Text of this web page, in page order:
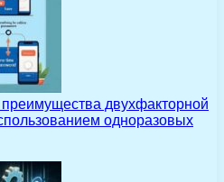
двухфакторной
одноразовых